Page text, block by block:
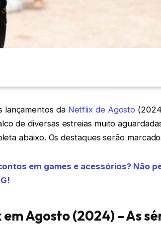
lançamentos da Netflix de Agosto
de diversas estreias muito
abaixo. Os destaques serão
em games e acessórios? Não
Agosto (2024) – As